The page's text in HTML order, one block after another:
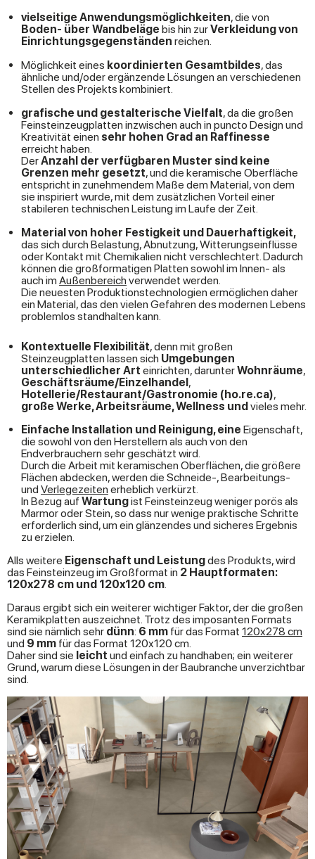
vielseitige Anwendungsmöglichkeiten, die von
Boden- über Wandbeläge bis hin zurVerkleidung von
Einrichtungsgegenständen reichen.
Möglichkeit eines koordinierten Gesamtbildes, das
ähnliche und/oder ergänzende Lösungen an verschiedenen
Stellen des Projekts kombiniert.
grafische und gestalterische Vielfalt, da die großen
Feinsteinzeugplatten inzwischen auch in puncto Design und
Kreativität einen sehr hohen Grad an Raffinesse
erreicht haben.
DerAnzahl der verfügbaren Muster sind keine
Grenzen mehr gesetzt, und die keramische Oberfläche
entspricht in zunehmendem Maße dem Material, von dem
sie inspiriert wurde, mit dem zusätzlichen Vorteil einer
stabileren technischen Leistung im Laufe der Zeit.
Material von hoher Festigkeit und Dauerhaftigkeit,
das sich durch Belastung, Abnutzung, Witterungseinflüsse
oder Kontakt mit Chemikalien nicht verschlechtert. Dadurch
können die großformatigen Platten sowohl im Innen- als
auch im Außenbereich verwendet werden.
Die neuesten Produktionstechnologien ermöglichen daher
ein Material, das den vielen Gefahren des modernen Lebens
problemlos standhalten kann.
Kontextuelle Flexibilität, denn mit großen
Steinzeugplatten lassen sich Umgebungen
unterschiedlicher Art einrichten, darunterWohnräume,
Geschäftsräume/Einzelhandel ,
Hotellerie/Restaurant/Gastronomie (ho.re.ca),
große Werke, Arbeitsräume, Wellness und vieles mehr.
Einfache Installation und Reinigung, eine Eigenschaft,
die sowohl von den Herstellern als auch von den
Endverbrauchern sehr geschätzt wird.
Durch die Arbeit mit keramischen Oberflächen, die größere
Flächen abdecken, werden die Schneide-, Bearbeitungs-
und Verlegezeiten erheblich verkürzt.
In Bezug auf Wartungist Feinsteinzeug weniger porös als
Marmor oder Stein, so dass nur wenige praktische Schritte
erforderlich sind, um ein glänzendes und sicheres Ergebnis
zu erzielen.
Alls weitere Eigenschaft und Leistungdes Produkts, wird
das Feinsteinzeug im Großformat in 2 Hauptformaten:
120x278 cm und 120x120 cm.
Daraus ergibt sich ein weiterer wichtiger Faktor, der die großen
Keramikplatten auszeichnet. Trotz des imposanten Formats
sind sie nämlich sehr dünn: 6 mm für das Format 120x278 cm
und 9 mm für das Format 120x120 cm.
Daher sind sie leicht und einfach zu handhaben; ein weiterer
Grund, warum diese Lösungen in der Baubranche unverzichtbar
sind.